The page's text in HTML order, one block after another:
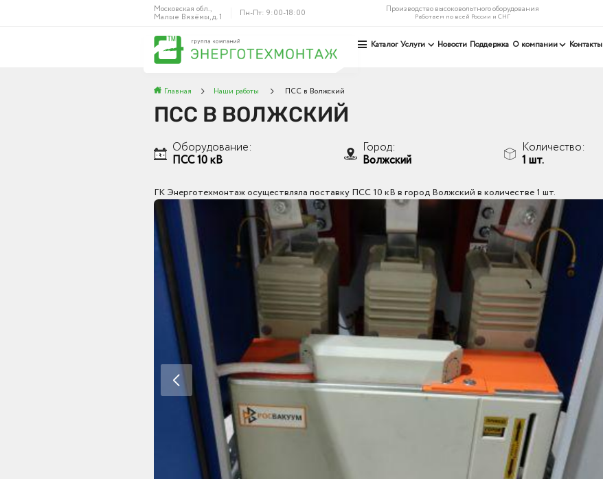
Московская обл.,
Малые Вязёмы, д. 1 Пн-Пт: 9:00-18:00 Производство высоковольтного оборудования
Работаем по всей России и СНГ
Каталог Услуги Новости Поддержка О компании Контакты
Главная Наши работы ПСС в Волжский
ПСС В ВОЛЖСКИЙ
Оборудование:
ПСС 10 кВ
Город:
Волжский
Количество:
1 шт.
ГК Энерготехмонтаж осуществляла поставку ПСС 10 кВ в город Волжский в количестве 1 шт.